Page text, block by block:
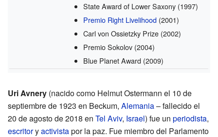
State Award of Lower Saxony (1997)
Premio Right Livelihood (2001)
Carl von Ossietzky Prize (2002)
Premio Sokolov (2004)
Blue Planet Award (2009)
Uri Avnery (nacido como Helmut Ostermann el 10 de
septiembre de 1923 en Beckum, Alemania– fallecido el
20 de agosto de 2018 en Tel Aviv, Israel) fue un periodista,
escritoryactivistapor la paz. Fue miembro del Parlamento